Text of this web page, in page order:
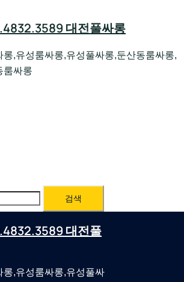
대전풀싸롱
,유성룸싸롱,유성풀싸롱,둔산동룸싸롱,
룸싸롱
대전풀
,유성룸싸롱,유성풀싸